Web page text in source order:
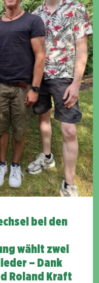
bei den
wählt zwei
– Dank
Roland Kraft